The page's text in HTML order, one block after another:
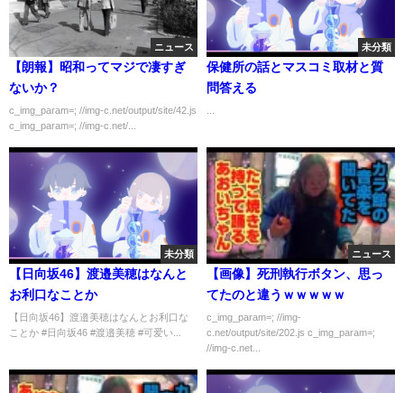
ニュース
【朗報】昭和ってマジで凄すぎ
ないか？
c_img_param=; //img-c.net/output/site/42.js
c_img_param=; //img-c.net/...
未分類
保健所の話とマスコミ取材と質
問答える
未分類
【日向坂46】渡邉美穂はなんと
お利口なことか
【日向坂46】渡邉美穂はなんとお利口な
ことか #日向坂46 #渡邉美穂 #可爱い...
ニュース
【画像】死刑執行ボタン、思っ
てたのと違うｗｗｗｗｗ
c_img_param=; //img-
c.net/output/site/202.js c_img_param=;
//img-c.net...